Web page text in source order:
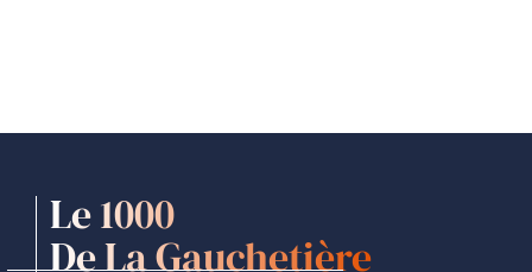
Le 1000
De La Gauchetière